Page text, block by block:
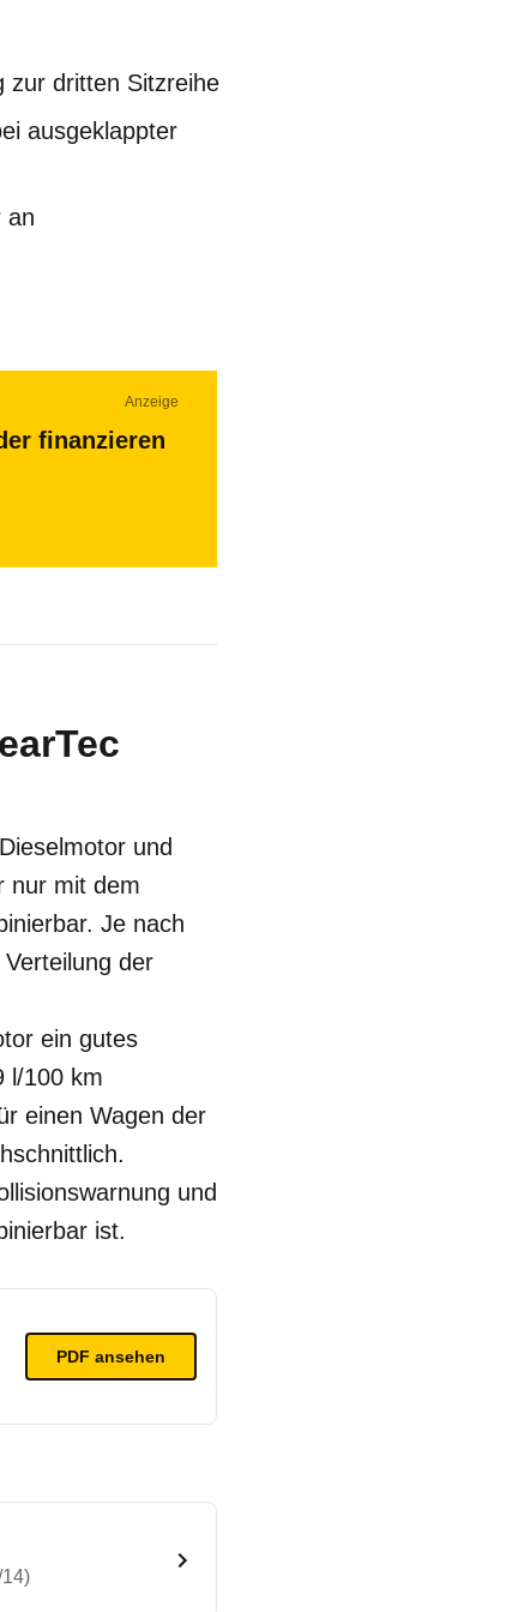
zur dritten Sitzreihe
ausgeklappter
an
Anzeige
finanzieren
und
nur mit dem
Je nach
der
ein gutes
l/100 km
einen Wagen der
und
ist.
PDF ansehen